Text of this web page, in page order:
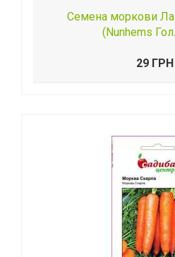
Семена моркови
(Nunhems
29 ГРН